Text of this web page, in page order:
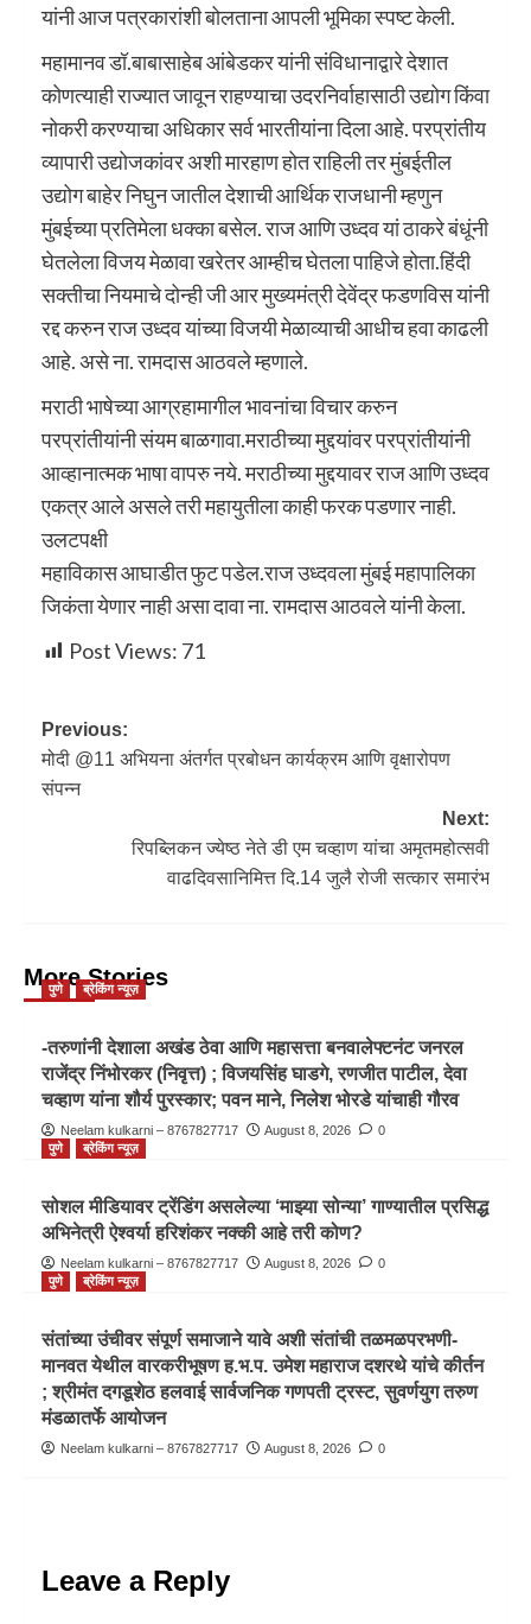
यांनी आज पत्रकारांशी बोलताना आपली भूमिका स्पष्ट केली.
महामानव डॉ.बाबासाहेब आंबेडकर यांनी संविधानाद्वारे देशात
कोणत्याही राज्यात जावून राहण्याचा उदरनिर्वाहासाठी उद्योग किंवा
नोकरी करण्याचा अधिकार सर्व भारतीयांना दिला आहे. परप्रांतीय
व्यापारी उद्योजकांवर अशी मारहाण होत राहिली तर मुंबईतील
उद्योग बाहेर निघुन जातील देशाची आर्थिक राजधानी म्हणुन
मुंबईच्या प्रतिमेला धक्का बसेल. राज आणि उध्दव यां ठाकरे बंधूंनी
घेतलेला विजय मेळावा खरेतर आम्हीच घेतला पाहिजे होता.हिंदी
सक्तीचा नियमाचे दोन्ही जी आर मुख्यमंत्री देवेंद्र फडणविस यांनी
रद्द करुन राज उध्दव यांच्या विजयी मेळाव्याची आधीच हवा काढली
आहे. असे ना. रामदास आठवले म्हणाले.
मराठी भाषेच्या आग्रहामागील भावनांचा विचार करुन
परप्रांतीयांनी संयम बाळगावा.मराठीच्या मुद्दयांवर परप्रांतीयांनी
आव्हानात्मक भाषा वापरु नये. मराठीच्या मुद्दयावर राज आणि उध्दव
एकत्र आले असले तरी महायुतीला काही फरक पडणार नाही.
उलटपक्षी
महाविकास आघाडीत फुट पडेल.राज उध्दवला मुंबई महापालिका
जिकंता येणार नाही असा दावा ना. रामदास आठवले यांनी केला.
Post Views: 71
Previous:
मोदी @11 अभियना अंतर्गत प्रबोधन कार्यक्रम आणि वृक्षारोपण
संपन्न
Next:
रिपब्लिकन ज्येष्ठ नेते डी एम चव्हाण यांचा अमृतमहोत्सवी
वाढदिवसानिमित्त दि.14 जुलै रोजी सत्कार समारंभ
More Stories
पुणे ब्रेकिंग न्यूज़
-तरुणांनी देशाला अखंड ठेवा आणि महासत्ता बनवालेफ्टनंट जनरल
राजेंद्र निंभोरकर (निवृत्त) ; विजयसिंह घाडगे, रणजीत पाटील, देवा
चव्हाण यांना शौर्य पुरस्कार; पवन माने, निलेश भोरडे यांचाही गौरव
Neelam kulkarni – 8767827717 August 8, 2026
0
पुणे
ब्रेकिंग न्यूज़
सोशल मीडियावर ट्रेंडिंग असलेल्या ‘माझ्या सोन्या’ गाण्यातील प्रसिद्ध
अभिनेत्री ऐश्वर्या हरिशंकर नक्की आहे तरी कोण?
Neelam kulkarni – 8767827717 August 8, 2026
0
पुणे
ब्रेकिंग न्यूज़
संतांच्या उंचीवर संपूर्ण समाजाने यावे अशी संतांची तळमळपरभणी-
मानवत येथील वारकरीभूषण ह.भ.प. उमेश महाराज दशरथे यांचे कीर्तन
; श्रीमंत दगडूशेठ हलवाई सार्वजनिक गणपती ट्रस्ट, सुवर्णयुग तरुण
मंडळातर्फे आयोजन
Neelam kulkarni – 8767827717 August 8, 2026 0
Leave a Reply